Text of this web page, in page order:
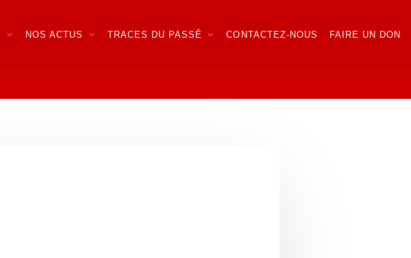
NOS ACTUS TRACES DU PASSÉ CONTACTEZ-NOUS FAIRE UN DON